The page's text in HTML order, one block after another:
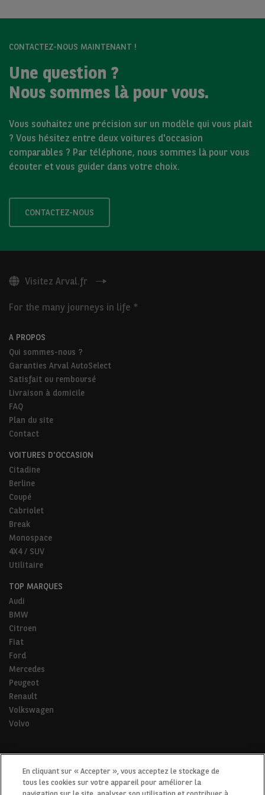
CONTACTEZ-NOUS MAINTENANT !
Une question ?
Nous sommes là pour vous.
Vous souhaitez une précision sur un modèle qui vous plait
? Vous hésitez entre deux voitures d'occasion
comparables ? Par téléphone, nous sommes là pour vous
écouter et vous guider dans votre choix.
CONTACTEZ-NOUS
Visitez Arval.fr
For the many journeys in life *
A PROPOS
Qui sommes-nous ?
Garanties Arval AutoSelect
Satisfait ou remboursé
Livraison à domicile
FAQ
Plan du site
Contact
VOITURES D'OCCASION
Citadine
Berline
Coupé
Cabriolet
Break
Monospace
4X4 / SUV
Utilitaire
TOP MARQUES
Audi
BMW
Citroen
Fiat
Ford
Mercedes
Peugeot
Renault
Volkswagen
Volvo
* Pour tous les trajets de la vie.
En cliquant sur « Accepter », vous acceptez le stockage de
tous les cookies sur votre appareil pour améliorer la